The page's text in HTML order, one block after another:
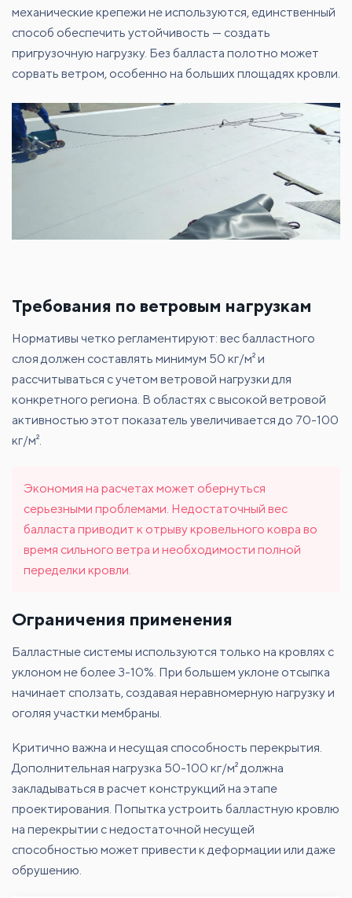
механические крепежи не используются, единственный
способ обеспечить устойчивость — создать
пригрузочную нагрузку. Без балласта полотно может
сорвать ветром, особенно на больших площадях кровли.
Требования по ветровым нагрузкам
Нормативы четко регламентируют: вес балластного
слоя должен составлять минимум 50 кг/м² и
рассчитываться с учетом ветровой нагрузки для
конкретного региона. В областях с высокой ветровой
активностью этот показатель увеличивается до 70-100
кг/м².
Экономия на расчетах может обернуться
серьезными проблемами. Недостаточный вес
балласта приводит к отрыву кровельного ковра во
время сильного ветра и необходимости полной
переделки кровли.
Ограничения применения
Балластные системы используются только на кровлях с
уклоном не более 3-10%. При большем уклоне отсыпка
начинает сползать, создавая неравномерную нагрузку и
оголяя участки мембраны.
Критично важна и несущая способность перекрытия.
Дополнительная нагрузка 50-100 кг/м² должна
закладываться в расчет конструкций на этапе
проектирования. Попытка устроить балластную кровлю
на перекрытии с недостаточной несущей
способностью может привести к деформации или даже
обрушению.